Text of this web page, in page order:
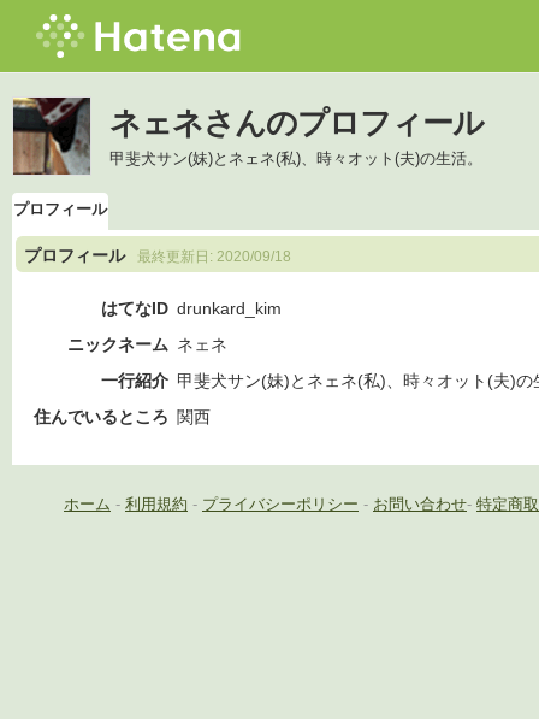
ネェネさんのプロフィール
甲斐犬サン(妹)とネェネ(私)、時々オット(夫)の生活。
プロフィール
プロフィール 最終更新日: 2020/09/18
はてなID drunkard_kim
ニックネーム ネェネ
一行紹介 甲斐犬サン(妹)とネェネ(私)、時々オット(夫)の
住んでいるところ 関西
ホーム - 利用規約 - プライバシーポリシー - お問い合わせ- 特定商